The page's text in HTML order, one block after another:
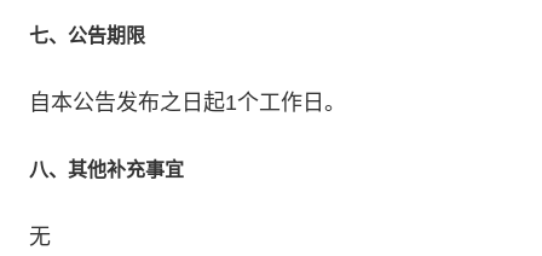
七、公告期限
自本公告发布之日起1个工作日。
八、其他补充事宜
无